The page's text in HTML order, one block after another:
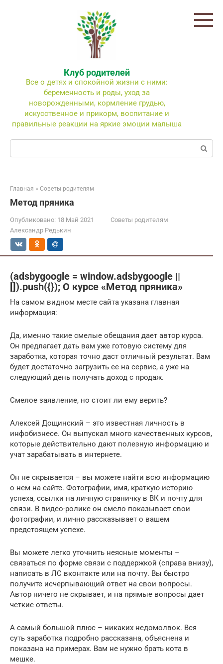
Клуб родителей
Все о детях и спокойной жизни с ними:
беременность и роды, уход за
новорожденными, кормление грудью,
искусственное и прикорм, воспитание и
правильные реакции на яркие эмоции малыша
Поиск:
Главная » Советы родителям
Метод пряника
Опубликовано: 18 Май 2021
Советы родителям
Александр Редькин
(adsbygoogle = window.adsbygoogle ||
[]).push({}); О курсе «Метод пряника»
На самом видном месте сайта указана главная
информация:
Да, именно такие смелые обещания дает автор курса.
Он предлагает дать вам уже готовую систему для
заработка, которая точно даст отличный результат. Вам
будет достаточно загрузить ее на сервис, а уже на
следующий день получать доход с продаж.
Смелое заявление, но стоит ли ему верить?
Алексей Дощинский – это известная личность в
инфобизнесе. Он выпускал много качественных курсов,
которые действительно дают полезную информацию и
учат зарабатывать в интернете.
Он не скрывается – вы можете найти всю информацию
о нем на сайте. Фотографии, имя, краткую историю
успеха, ссылки на личную страничку в ВК и почту для
связи. В видео-ролике он смело показывает свои
фотографии, и лично рассказывает о вашем
предстоящем успехе.
Вы можете легко уточнить неясные моменты –
связаться по форме связи с поддержкой (справа внизу),
написать в ЛС вконтакте или на почту. Вы быстро
получите исчерпывающий ответ на свои вопросы.
Автор ничего не скрывает, и на прямые вопросы дает
четкие ответы.
А самый большой плюс – никаких недомолвок. Вся
суть заработка подробно рассказана, объяснена и
показана на примерах. Вам не нужно брать кота в
мешке.